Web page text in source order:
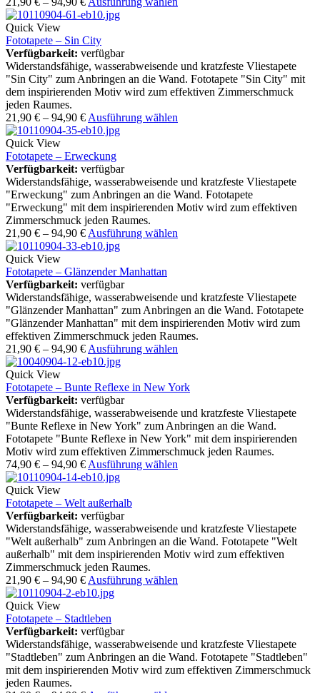
Quick View
Fototapete – Sin City
Verfügbarkeit: verfügbar
Widerstandsfähige, wasserabweisende und kratzfeste Vliestapete
"Sin City" zum Anbringen an die Wand. Fototapete "Sin City" mit
dem inspirierenden Motiv wird zum effektiven Zimmerschmuck
jeden Raumes.
21,90 € – 94,90 € Ausführung wählen
Quick View
Fototapete – Erweckung
Verfügbarkeit: verfügbar
Widerstandsfähige, wasserabweisende und kratzfeste Vliestapete
"Erweckung" zum Anbringen an die Wand. Fototapete
"Erweckung" mit dem inspirierenden Motiv wird zum effektiven
Zimmerschmuck jeden Raumes.
21,90 € – 94,90 € Ausführung wählen
Quick View
Fototapete – Glänzender Manhattan
Verfügbarkeit: verfügbar
Widerstandsfähige, wasserabweisende und kratzfeste Vliestapete
"Glänzender Manhattan" zum Anbringen an die Wand. Fototapete
"Glänzender Manhattan" mit dem inspirierenden Motiv wird zum
effektiven Zimmerschmuck jeden Raumes.
21,90 € – 94,90 € Ausführung wählen
Quick View
Fototapete – Bunte Reflexe in New York
Verfügbarkeit: verfügbar
Widerstandsfähige, wasserabweisende und kratzfeste Vliestapete
"Bunte Reflexe in New York" zum Anbringen an die Wand.
Fototapete "Bunte Reflexe in New York" mit dem inspirierenden
Motiv wird zum effektiven Zimmerschmuck jeden Raumes.
74,90 € – 94,90 € Ausführung wählen
Quick View
Fototapete – Welt außerhalb
Verfügbarkeit: verfügbar
Widerstandsfähige, wasserabweisende und kratzfeste Vliestapete
"Welt außerhalb" zum Anbringen an die Wand. Fototapete "Welt
außerhalb" mit dem inspirierenden Motiv wird zum effektiven
Zimmerschmuck jeden Raumes.
21,90 € – 94,90 € Ausführung wählen
Quick View
Fototapete – Stadtleben
Verfügbarkeit: verfügbar
Widerstandsfähige, wasserabweisende und kratzfeste Vliestapete
"Stadtleben" zum Anbringen an die Wand. Fototapete "Stadtleben"
mit dem inspirierenden Motiv wird zum effektiven Zimmerschmuck
jeden Raumes.